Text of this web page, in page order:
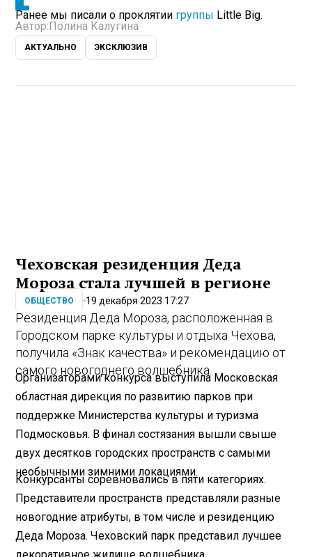
Ранее мы писали о проклятии группы Little Big.
Автор: Полина Калугина
АКТУАЛЬНО ЭКСКЛЮЗИВ
Чеховская резиденция Деда
Мороза стала лучшей в регионе
ОБЩЕСТВО 19 декабря 2023 17:27
Резиденция Деда Мороза, расположенная в
Городском парке культуры и отдыха Чехова,
получила «Знак качества» и рекомендацию от
самого новогоднего волшебника.
Организаторами конкурса выступила Московская
областная дирекция по развитию парков при
поддержке Министерства культуры и туризма
Подмосковья. В финал состязания вышли свыше
двух десятков городских пространств с самыми
необычными зимними локациями.
Конкурсанты соревновались в пяти категориях.
Представители пространств представляли разные
новогодние атрибуты, в том числе и резиденцию
Деда Мороза. Чеховский парк представил лучшее